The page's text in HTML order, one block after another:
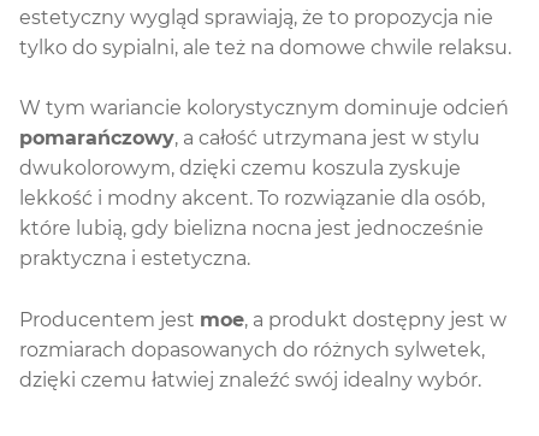
estetyczny wygląd sprawiają, że to propozycja nie
tylko do sypialni, ale też na domowe chwile relaksu.
W tym wariancie kolorystycznym dominuje odcień
pomarańczowy, a całość utrzymana jest w stylu
dwukolorowym, dzięki czemu koszula zyskuje
lekkość i modny akcent. To rozwiązanie dla osób,
które lubią, gdy bielizna nocna jest jednocześnie
praktyczna i estetyczna.
Producentem jest moe, a produkt dostępny jest w
rozmiarach dopasowanych do różnych sylwetek,
dzięki czemu łatwiej znaleźć swój idealny wybór.